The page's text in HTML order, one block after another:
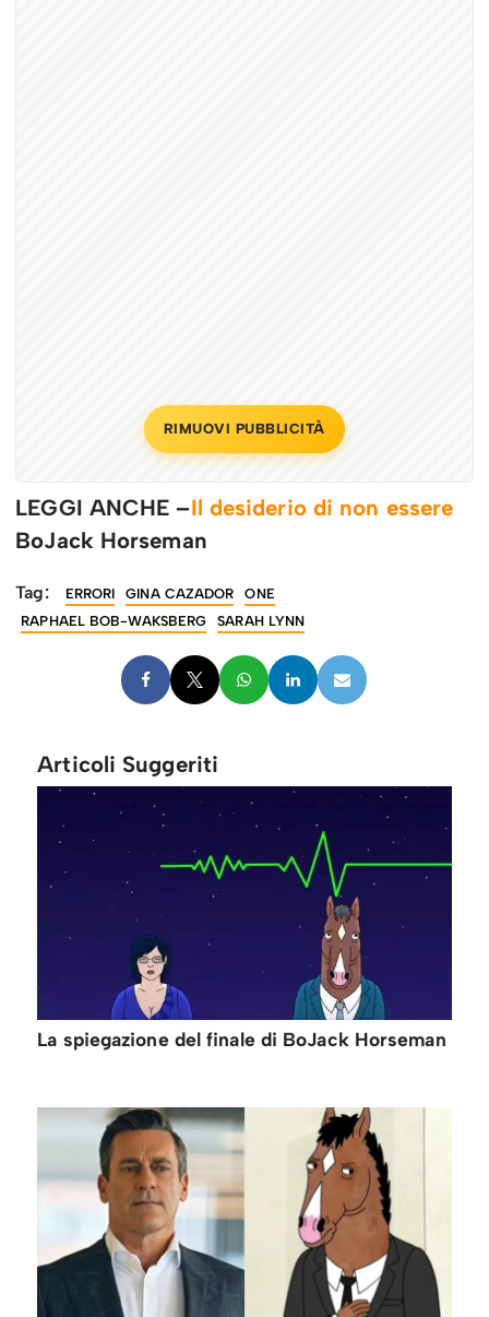
RIMUOVI PUBBLICITÀ
LEGGI ANCHE –Il desiderio di non essere
BoJack Horseman
Tag: ERRORI GINA CAZADOR
ONE
RAPHAEL BOB-WAKSBERG
SARAH LYNN
Articoli Suggeriti
La spiegazione del finale di BoJack Horseman